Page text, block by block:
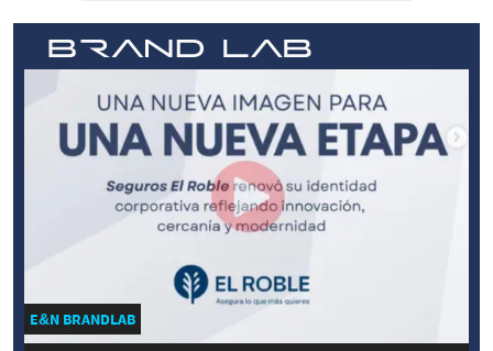
E&N BRANDLAB